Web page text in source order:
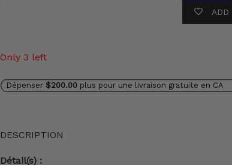
Only 3 left
Dépenser $200.00 plus pour une livraison gratuite en CA
DESCRIPTION
Détail(s) :